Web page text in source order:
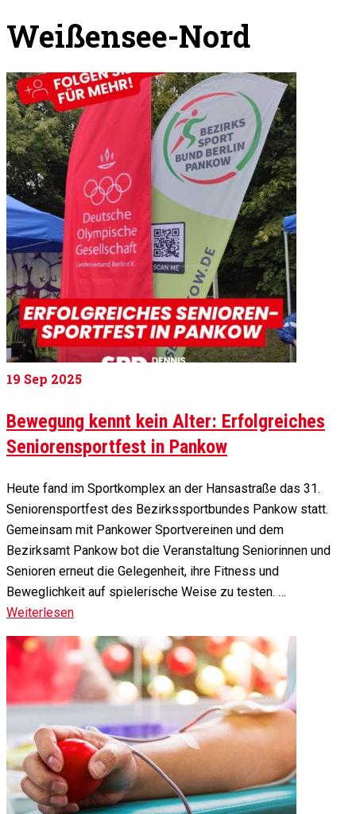
Weißensee-Nord
19 Sep 2025
Bewegung kennt kein Alter: Erfolgreiches
Seniorensportfest in Pankow
Heute fand im Sportkomplex an der Hansastraße das 31.
Seniorensportfest des Bezirkssportbundes Pankow statt.
Gemeinsam mit Pankower Sportvereinen und dem
Bezirksamt Pankow bot die Veranstaltung Seniorinnen und
Senioren erneut die Gelegenheit, ihre Fitness und
Beweglichkeit auf spielerische Weise zu testen. …
Weiterlesen